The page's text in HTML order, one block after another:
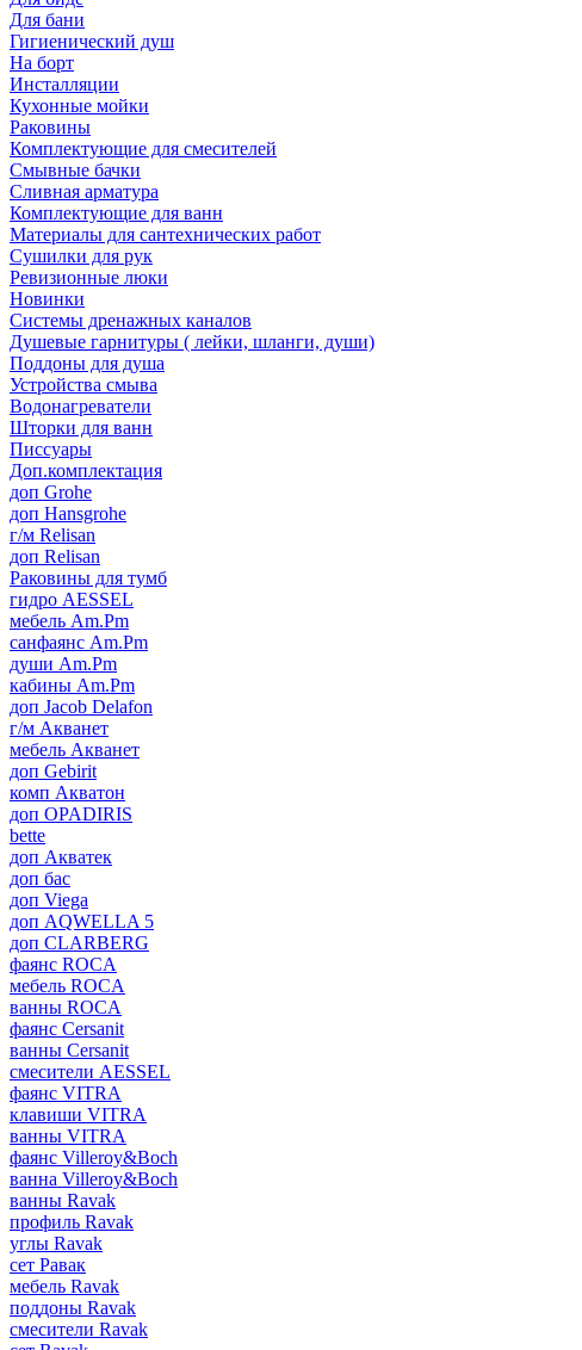
Для бани
Гигиенический душ
На борт
Инсталляции
Кухонные мойки
Раковины
Комплектующие для смесителей
Смывные бачки
Сливная арматура
Комплектующие для ванн
Материалы для сантехнических работ
Сушилки для рук
Ревизионные люки
Новинки
Системы дренажных каналов
Душевые гарнитуры ( лейки, шланги, души)
Поддоны для душа
Устройства смыва
Водонагреватели
Шторки для ванн
Писсуары
Доп.комплектация
доп Grohe
доп Hansgrohe
г/м Relisan
доп Relisan
Раковины для тумб
гидро AESSEL
мебель Am.Pm
санфаянс Am.Pm
души Am.Pm
кабины Am.Pm
доп Jacob Delafon
г/м Акванет
мебель Акванет
доп Gebirit
комп Акватон
доп OPADIRIS
bette
доп Акватек
доп бас
доп Viega
доп AQWELLA 5
доп CLARBERG
фаянс ROCA
мебель ROCA
ванны ROCA
фаянс Cersanit
ванны Cersanit
смесители AESSEL
фаянс VITRA
клавиши VITRA
ванны VITRA
фаянс Villeroy&Boch
ванна Villeroy&Boch
ванны Ravak
профиль Ravak
углы Ravak
сет Равак
мебель Ravak
поддоны Ravak
смесители Ravak